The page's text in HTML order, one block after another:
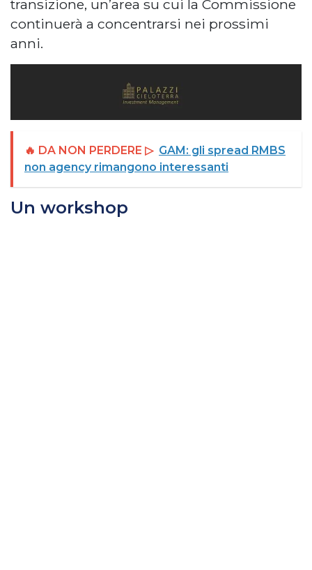
transizione, un’area su cui la Commissione
continuerà a concentrarsi nei prossimi
anni.
🔥 DA NON PERDERE ▷ GAM: gli spread RMBS
non agency rimangono interessanti
Un workshop